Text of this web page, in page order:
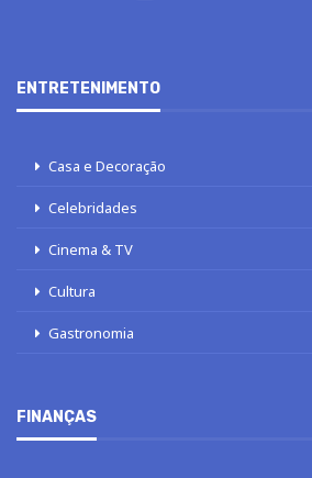
ENTRETENIMENTO
Casa e Decoração
Celebridades
Cinema & TV
Cultura
Gastronomia
FINANÇAS